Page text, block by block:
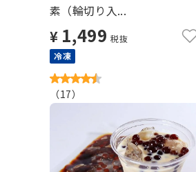
素（輪切り入...
¥ 1,499 税抜
冷凍
（17）